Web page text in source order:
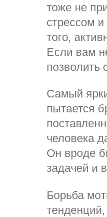
тоже не
стрессом
того,
Если вам
позволить
Самый
пытается
человека
Он вроде
задачей и
Борьба